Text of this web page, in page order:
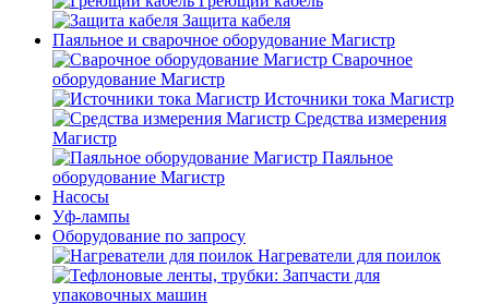
Защита кабеля
Паяльное и сварочное оборудование Магистр
Сварочное
оборудование Магистр
Источники тока Магистр
Средства измерения
Магистр
Паяльное
оборудование Магистр
Насосы
Уф-лампы
Оборудование по запросу
Нагреватели для поилок